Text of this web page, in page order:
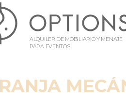
ALQUILER DE MOBILIARIO Y MENAJE
PARA EVENTOS